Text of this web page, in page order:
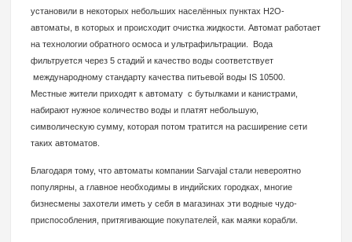
установили в некоторых небольших населённых пунктах H2O-
автоматы, в которых и происходит очистка жидкости. Автомат работает
на технологии обратного осмоса и ультрафильтрации. Вода
фильтруется через 5 стадий и качество воды соответствует
международному стандарту качества питьевой воды IS 10500.
Местные жители приходят к автомату с бутылками и канистрами,
набирают нужное количество воды и платят небольшую,
символическую сумму, которая потом тратится на расширение сети
таких автоматов.
Благодаря тому, что автоматы компании Sarvajal стали невероятно
популярны, а главное необходимы в индийских городках, многие
бизнесмены захотели иметь у себя в магазинах эти водные чудо-
приспособления, притягивающие покупателей, как маяки корабли.